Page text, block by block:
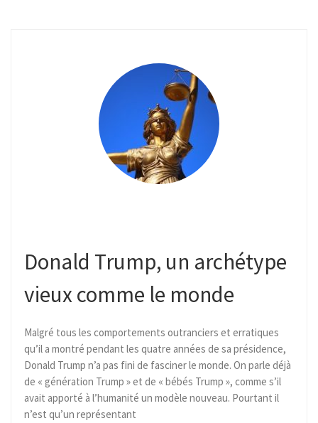
Donald Trump, un archétype
vieux comme le monde
Malgré tous les comportements outranciers et erratiques
qu’il a montré pendant les quatre années de sa présidence,
Donald Trump n’a pas fini de fasciner le monde. On parle déjà
de « génération Trump » et de « bébés Trump », comme s’il
avait apporté à l’humanité un modèle nouveau. Pourtant il
n’est qu’un représentant